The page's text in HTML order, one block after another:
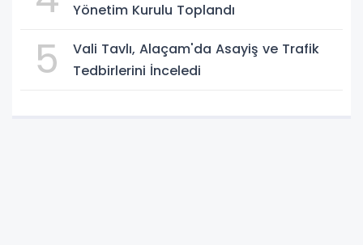
Yönetim Kurulu Toplandı
5
Vali Tavlı, Alaçam'da Asayiş ve Trafik
Tedbirlerini İnceledi